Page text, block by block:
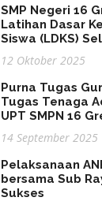
SMP Negeri 16
Latihan Dasar
Siswa (LDKS)
12 Oktober 2025
Purna Tugas
Tugas Tenaga
UPT SMPN 16
14 September 2025
Pelaksanaan
bersama Sub
Sukses